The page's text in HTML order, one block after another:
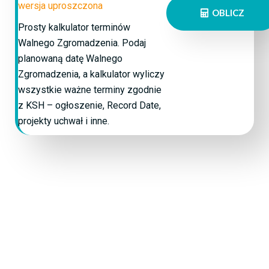
wersja uproszczona
Prosty kalkulator terminów
Walnego Zgromadzenia. Podaj
planowaną datę Walnego
Zgromadzenia, a kalkulator wyliczy
wszystkie ważne terminy zgodnie
z KSH – ogłoszenie, Record Date,
projekty uchwał i inne.
OBLICZ